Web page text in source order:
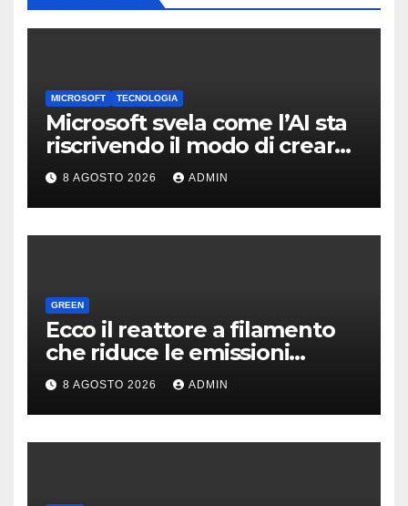
MICROSOFT TECNOLOGIA
Microsoft svela come l’AI sta
riscrivendo il modo di creare
software
8 AGOSTO 2026 ADMIN
GREEN
Ecco il reattore a filamento
che riduce le emissioni
dell’industria chimica
8 AGOSTO 2026 ADMIN